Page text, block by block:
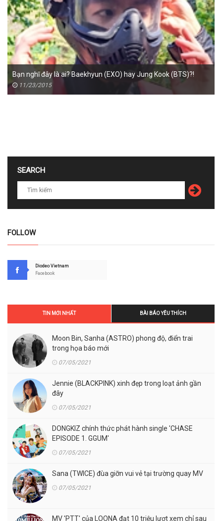
Bạn nghĩ đây là ai? Baekhyun (EXO) hay Jung Kook (BTS)?!
11/23/2015
SEARCH
FOLLOW
Diodeo Vietnam
Facebook
TIN MỚI NHẤT BÀI BÁO YÊU THÍCH
Moon Bin, Sanha (ASTRO) phong độ, điển trai
trong họa báo mới
07/05/2021
Jennie (BLACKPINK) xinh đẹp trong loạt ảnh gần
đây
07/05/2021
DONGKIZ chính thức phát hành single 'CHASE
EPISODE 1. GGUM'
07/05/2021
Sana (TWICE) đùa giỡn vui vẻ tại trường quay MV
07/05/2021
MV 'PTT' của LOONA đạt 10 triệu lượt xem chỉ sau